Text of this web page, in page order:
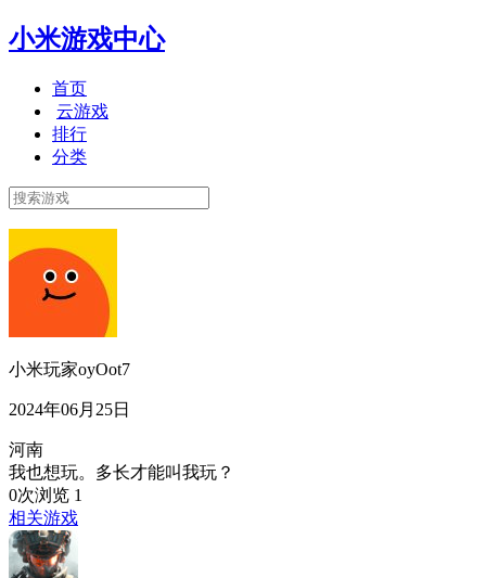
小米游戏中心
首页
云游戏
排行
分类
小米玩家oyOot7
2024年06月25日
河南
我也想玩。多长才能叫我玩？
0次浏览 1
相关游戏